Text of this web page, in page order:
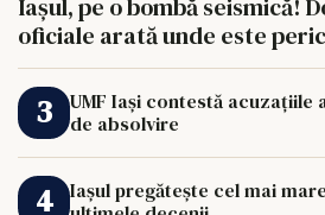
Iașul, pe o bombă seismică!
oficiale arată unde este
UMF Iași contestă acuzațiile
de absolvire
Iașul pregătește cel mai